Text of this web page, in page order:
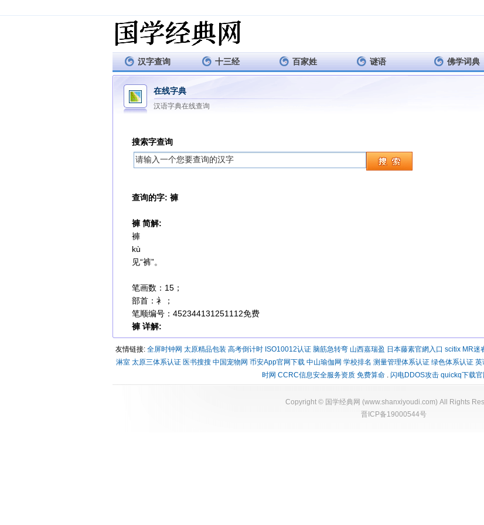
汉字查询 十三经 百家姓 谜语 佛学词典
在线字典
汉语字典在线查询
搜索字查询
查询的字: 褲
褲 简解:
褲
kù
见“裤”。
笔画数：15；
部首：衤；
笔顺编号：452344131251112免费
褲 详解:
友情链接: 全屏时钟网 太原精品包装 高考倒计时 ISO10012认证 脑筋急转弯 山西嘉瑞盈 日本藤素官網入口 scitix MR迷
淋室 太原三体系认证 医书搜搜 中国宠物网 币安App官网下载 中山瑜伽网 学校排名 测量管理体系认证 绿色体系认证 英
时网 CCRC信息安全服务资质 免费算命 . 闪电DDOS攻击 quickq下载官
Copyright © 国学经典网 (www.shanxiyoudi.com) All Rights
晋ICP备19000544号